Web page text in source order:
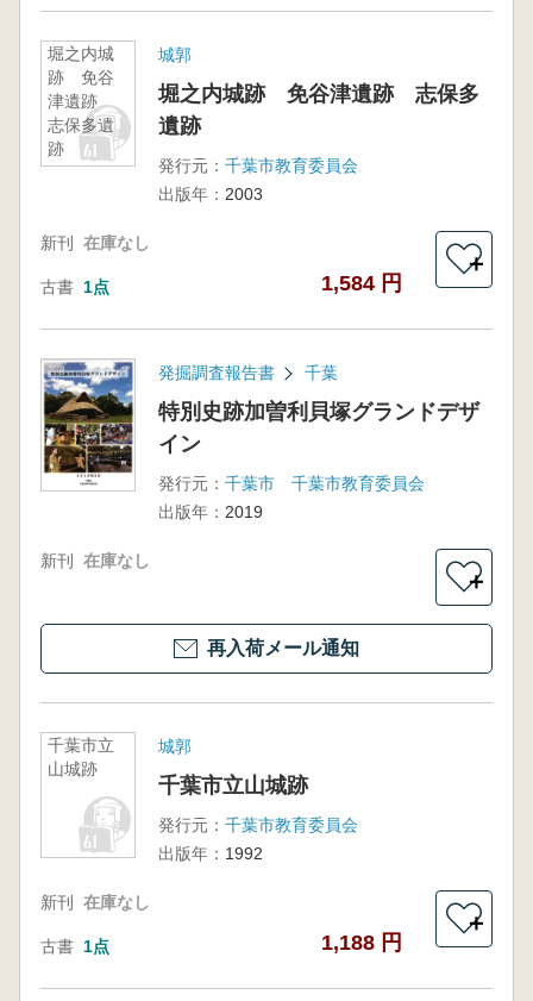
堀之内城
跡 免谷
津遺跡
志保多遺
跡
城郭
堀之内城跡 免谷津遺跡 志保多
遺跡
発行元： 千葉市教育委員会
出版年： 2003
新刊 在庫なし
古書 1点 1,584 円
＋
発掘調査報告書 千葉
特別史跡加曽利貝塚グランドデザ
イン
発行元： 千葉市 千葉市教育委員会
出版年： 2019
新刊 在庫なし
＋
再入荷メール通知
千葉市立
山城跡
城郭
千葉市立山城跡
発行元： 千葉市教育委員会
出版年： 1992
新刊 在庫なし
古書 1点 1,188 円
＋